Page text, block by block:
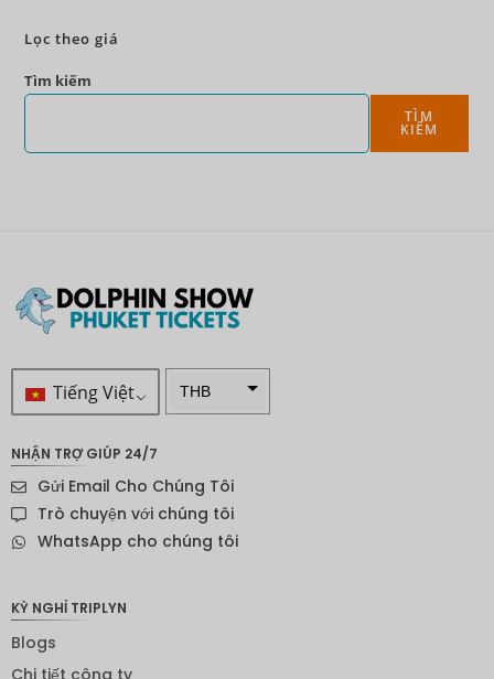
Lọc theo giá
Tìm kiếm
TÌM
KIẾM
Tiếng Việt THB
Đô la
New
Zealand
NHẬN TRỢ GIÚP 24/7
Gửi Email Cho Chúng Tôi
Trò chuyện với chúng tôi
WhatsApp cho chúng tôi
KỲ NGHỈ TRIPLYN
Blogs
Chi tiết công ty